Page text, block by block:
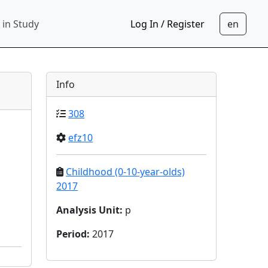
in Study Log In / Register
Info
308
efz10
Childhood (0-10-year-olds)
2017
Analysis Unit: p
Period:2017